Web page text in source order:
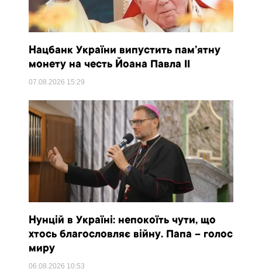
Нацбанк України випустить пам’ятну
монету на честь Йоана Павла II
07.08.2026 15:29
Нунцій в Україні: непокоїть чути, що
хтось благословляє війну. Папа – голос
миру
06.08.2026 10:53